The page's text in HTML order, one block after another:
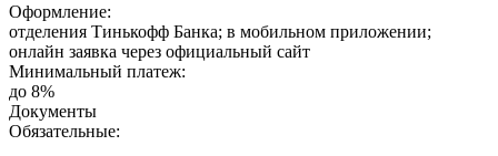
Оформление:
отделения Тинькофф Банка; в мобильном приложении;
онлайн заявка через официальный сайт
Минимальный платеж:
до 8%
Документы
Обязательные: